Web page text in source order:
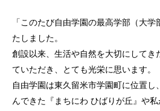
「このたび自由学園の最高学部（大
たしました。
創設以来、生活や自然を大切にしてき
ていただき、とても光栄に思います。
自由学園は東久留米市学園町に位置し
んできた『まちにわ ひばりが丘』や